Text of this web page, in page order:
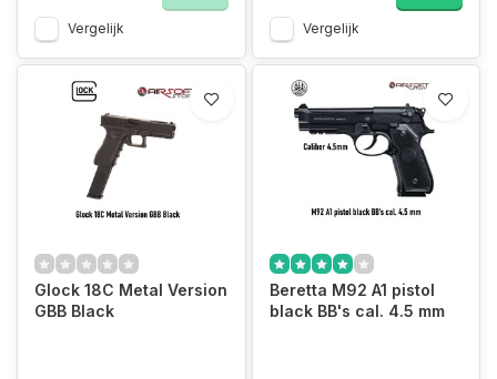
Vergelijk Vergelijk
Glock 18C Metal Version
GBB Black
Beretta M92 A1 pistol
black BB's cal. 4.5 mm